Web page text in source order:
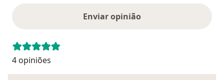
Enviar opinião
4 opiniões